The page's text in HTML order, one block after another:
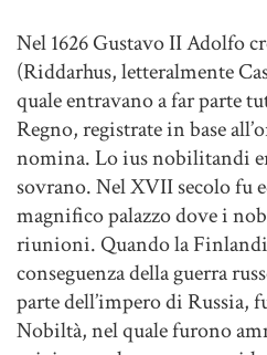
Nel 1626 Gustavo II Adolfo
(Riddarhus, letteralmente
quale entravano a far parte
Regno, registrate in base
nomina. Lo ius nobilitandi
sovrano. Nel XVII secolo fu
magnifico palazzo dove i
riunioni. Quando la
conseguenza della guerra
parte dell’impero di Russia,
Nobiltà, nel quale furono